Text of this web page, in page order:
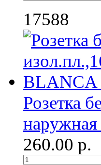
17588
Розетка
260.00 р.